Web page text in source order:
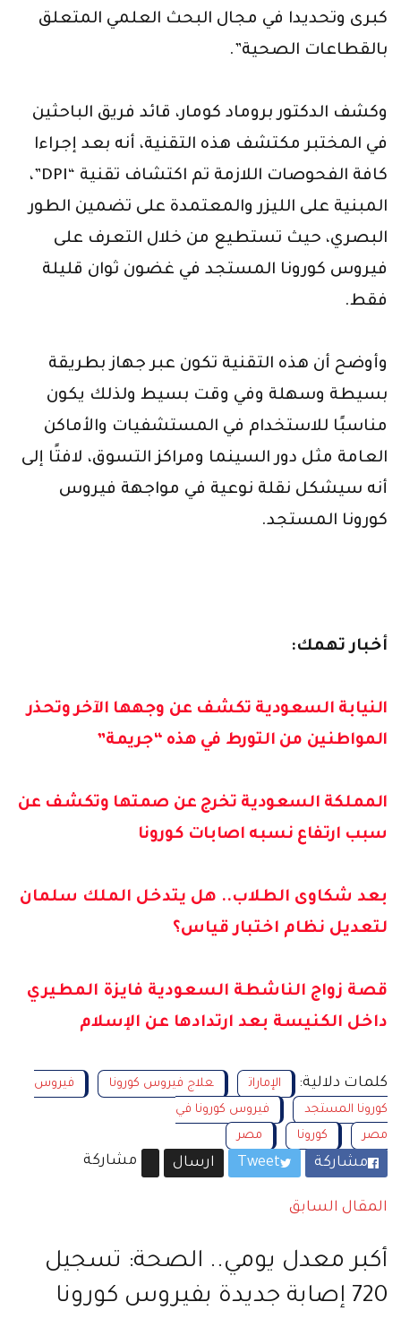
كبرى وتحديدا في مجال البحث العلمي المتعلق
بالقطاعات الصحية”.
وكشف الدكتور بروماد كومار، قائد فريق الباحثين
في المختبر مكتشف هذه التقنية، أنه بعد إجراءا
كافة الفحوصات اللازمة تم اكتشاف تقنية “DPI”،
المبنية على الليزر والمعتمدة على تضمين الطور
البصري، حيث تستطيع من خلال التعرف على
فيروس كورونا المستجد في غضون ثوان قليلة
فقط.
وأوضح أن هذه التقنية تكون عبر جهاز بطريقة
بسيطة وسهلة وفي وقت بسيط ولذلك يكون
مناسبًا للاستخدام في المستشفيات والأماكن
العامة مثل دور السينما ومراكز التسوق، لافتًا إلى
أنه سيشكل نقلة نوعية في مواجهة فيروس
كورونا المستجد.
أخبار تهمك:
النيابة السعودية تكشف عن وجهها الآخر وتحذر
المواطنين من التورط في هذه “جريمة”
المملكة السعودية تخرج عن صمتها وتكشف عن
سبب ارتفاع نسبه اصابات كورونا
بعد شكاوى الطلاب.. هل يتدخل الملك سلمان
لتعديل نظام اختبار قياس؟
قصة زواج الناشطة السعودية فايزة المطيري
داخل الكنيسة بعد ارتدادها عن الإسلام
كلمات دلالية: الإمارات علاج فيروس كورونا
فيروس
كورونا المستجد
فيروس كورونا في
مصر
كورونا مصر
مشاركة Tweet ارسال مشاركة
المقال السابق
أكبر معدل يومي.. الصحة: تسجيل
720 إصابة جديدة بفيروس كورونا